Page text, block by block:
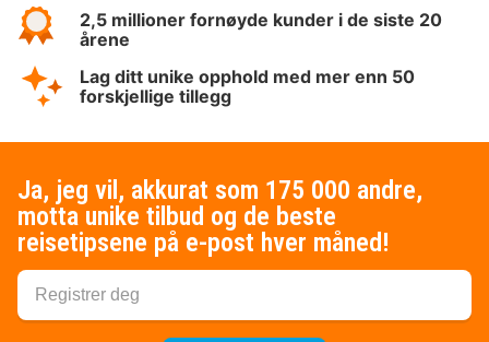
2,5 millioner fornøyde kunder i de siste 20
årene
Lag ditt unike opphold med mer enn 50
forskjellige tillegg
Ja, jeg vil, akkurat som 175 000 andre,
motta unike tilbud og de beste
reisetipsene på e-post hver måned!